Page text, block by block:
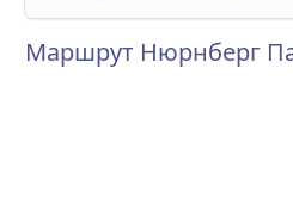
Маршрут Нюрнберг